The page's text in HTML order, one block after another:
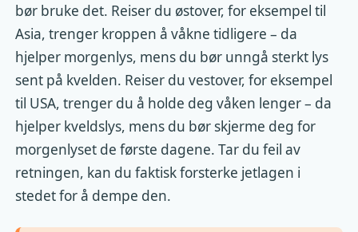
bør bruke det. Reiser du østover, for eksempel til
Asia, trenger kroppen å våkne tidligere – da
hjelper morgenlys, mens du bør unngå sterkt lys
sent på kvelden. Reiser du vestover, for eksempel
til USA, trenger du å holde deg våken lenger – da
hjelper kveldslys, mens du bør skjerme deg for
morgenlyset de første dagene. Tar du feil av
retningen, kan du faktisk forsterke jetlagen i
stedet for å dempe den.